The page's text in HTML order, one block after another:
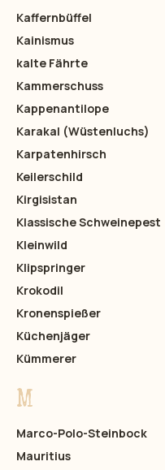
Kaffernbüffel
Kainismus
kalte Fährte
Kammerschuss
Kappenantilope
Karakal (Wüstenluchs)
Karpatenhirsch
Keilerschild
Kirgisistan
Klassische Schweinepest
Kleinwild
Klipspringer
Krokodil
Kronenspießer
Küchenjäger
Kümmerer
M
Marco-Polo-Steinbock
Mauritius